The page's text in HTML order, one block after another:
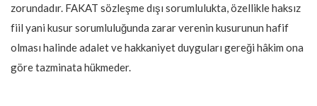
zorundadır. FAKAT sözleşme dışı sorumlulukta, özellikle haksız
fiil yani kusur sorumluluğunda zarar verenin kusurunun hafif
olması halinde adalet ve hakkaniyet duyguları gereği hâkim ona
göre tazminata hükmeder.